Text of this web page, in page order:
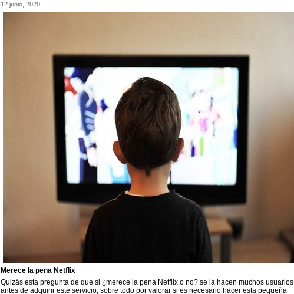
12 junio, 2020
Merece la pena Netflix
Quizás esta pregunta de que si ¿merece la pena Netflix o no? se la hacen muchos usuarios
antes de adquirir este servicio, sobre todo por valorar si es necesario hacer esta pequeña